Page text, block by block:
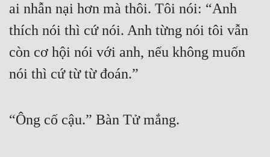
Truyện Nhập Môn
Truyện ngắn
Xa Lộ Dịch
Cạnh Kỹ
ai nhẫn nại hơn mà thôi. Tôi nói: “Anh
thích nói thì cứ nói. Anh từng nói tôi vẫn
còn cơ hội nói với anh, nếu không muốn
nói thì cứ từ từ đoán.”
“Ông cố cậu.” Bàn Tử mắng.